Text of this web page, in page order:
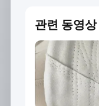
관련 동영상